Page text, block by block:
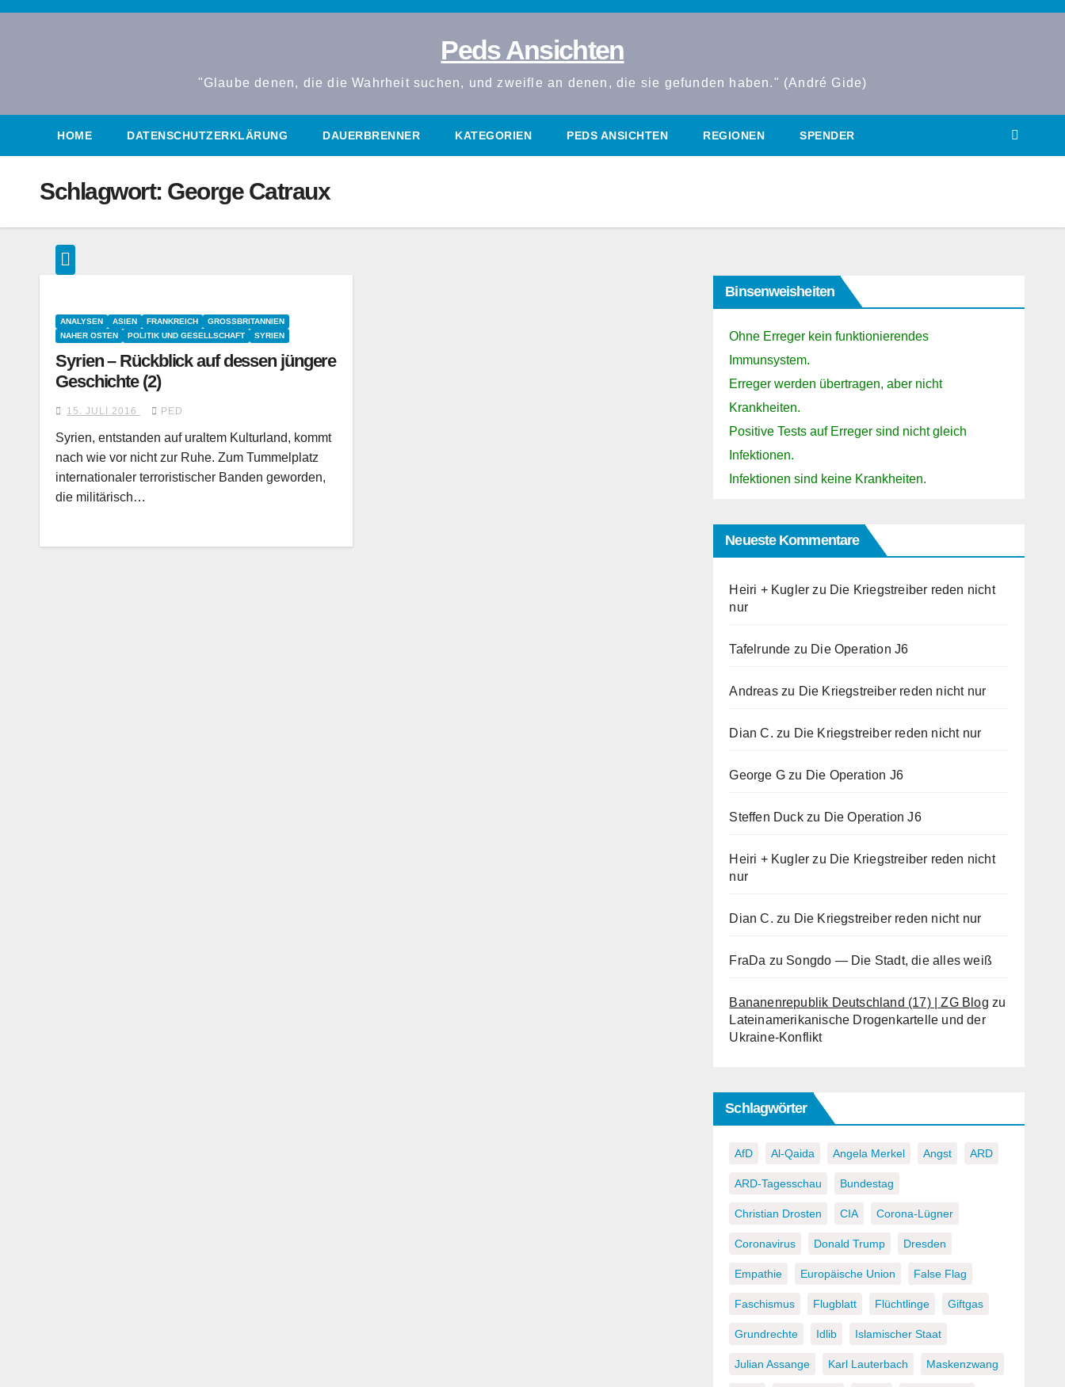
Zum
Peds Ansichten
"Glaube denen, die die Wahrheit suchen, und zweifle an denen, die sie gefunden haben." (André Gide)
HOME DATENSCHUTZERKLÄRUNG DAUERBRENNER KATEGORIEN PEDS ANSICHTEN REGIONEN SPENDER
Schlagwort: George Catraux
ANALYSEN ASIEN FRANKREICH
GROSSBRITANNIEN
NAHER OSTEN
POLITIK UND GESELLSCHAFT SYRIEN
Syrien – Rückblick auf dessen jüngere
Geschichte (2)
15. JULI 2016 PED
Syrien, entstanden auf uraltem Kulturland, kommt
nach wie vor nicht zur Ruhe. Zum Tummelplatz
internationaler terroristischer Banden geworden,
die militärisch…
Binsenweisheiten
Ohne Erreger kein funktionierendes
Immunsystem.
Erreger werden übertragen, aber nicht
Krankheiten.
Positive Tests auf Erreger sind nicht gleich
Infektionen.
Infektionen sind keine Krankheiten.
Neueste Kommentare
Heiri + Kugler zu Die Kriegstreiber reden nicht
nur
Tafelrunde zu Die Operation J6
Andreaszu Die Kriegstreiber reden nicht nur
Dian C. zu Die Kriegstreiber reden nicht nur
George Gzu Die Operation J6
Steffen Duckzu Die Operation J6
Heiri + Kugler zu Die Kriegstreiber reden nicht
nur
Dian C. zu Die Kriegstreiber reden nicht nur
FraDa zu Songdo — Die Stadt, die alles weiß
Bananenrepublik Deutschland (17) | ZG Blog zu
Lateinamerikanische Drogenkartelle und der
Ukraine-Konflikt
Schlagwörter
AfD Al-Qaida Angela Merkel Angst ARD
ARD-Tagesschau Bundestag
Christian Drosten CIA Corona-Lügner
Coronavirus Donald Trump Dresden
Empathie Europäische Union False Flag
Faschismus Flugblatt Flüchtlinge Giftgas
Grundrechte Idlib Islamischer Staat
Julian Assange Karl Lauterbach Maskenzwang